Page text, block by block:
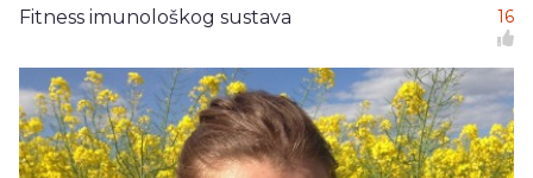
Fitness imunološkog sustava 16